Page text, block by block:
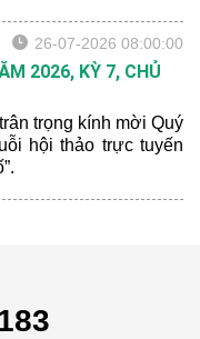
KIỂM SOÁT VIÊM
26-07-2026 08:00:00
2026, KỲ 7, CHỦ
trọng kính mời Quý
hội thảo trực tuyến